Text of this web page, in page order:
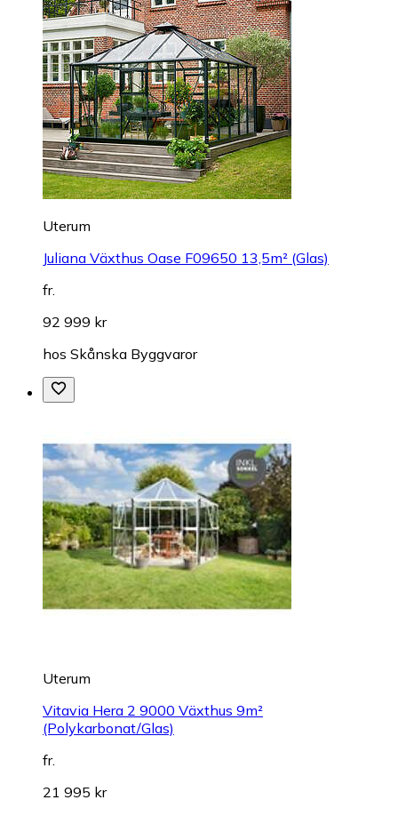
Uterum
Juliana Växthus Oase F09650 13,5m² (Glas)
fr.
92 999 kr
hos Skånska Byggvaror
Uterum
Vitavia Hera 2 9000 Växthus 9m²
(Polykarbonat/Glas)
fr.
21 995 kr